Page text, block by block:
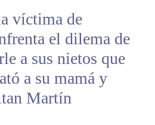
víctima de
el dilema de
a sus nietos que
a su mamá y
Martín